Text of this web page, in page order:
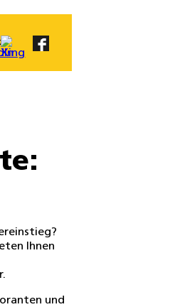
Ihnen
und